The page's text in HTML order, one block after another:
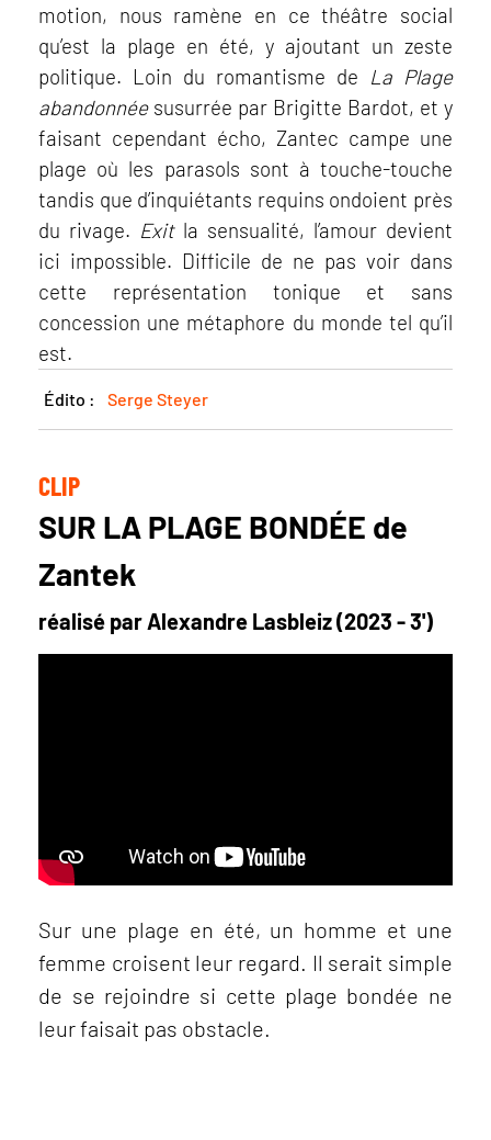
motion, nous ramène en ce théâtre social
qu’est la plage en été, y ajoutant un zeste
politique. Loin du romantisme de La Plage
abandonnéesusurrée par Brigitte Bardot, et y
faisant cependant écho, Zantec campe une
plage où les parasols sont à touche-touche
tandis que d’inquiétants requins ondoient près
du rivage. Exitla sensualité, l’amour devient
ici impossible. Difficile de ne pas voir dans
cette représentation tonique et sans
concession une métaphore du monde tel qu’il
est.
Édito : Serge Steyer
CLIP
SUR LA PLAGE BONDÉE de
Zantek
réalisé par Alexandre Lasbleiz (2023 - 3')
Sur une plage en été, un homme et une
femme croisent leur regard. Il serait simple
de se rejoindre si cette plage bondée ne
leur faisait pas obstacle.